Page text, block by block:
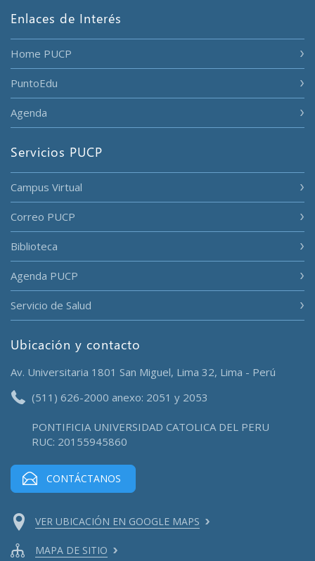
Enlaces de Interés
Home PUCP
PuntoEdu
Agenda
Servicios PUCP
Campus Virtual
Correo PUCP
Biblioteca
Agenda PUCP
Servicio de Salud
Ubicación y contacto
Av. Universitaria 1801 San Miguel, Lima 32, Lima - Perú
(511) 626-2000 anexo: 2051 y 2053
PONTIFICIA UNIVERSIDAD CATOLICA DEL PERU
RUC: 20155945860
CONTÁCTANOS
VER UBICACIÓN EN GOOGLE MAPS
MAPA DE SITIO